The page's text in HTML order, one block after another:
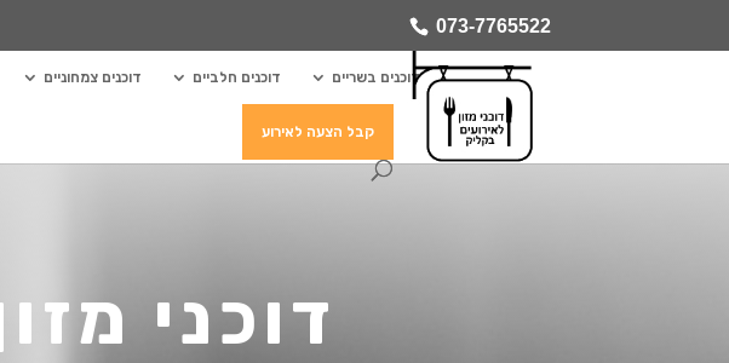
073-7765522
דוכנים בשריים דוכנים חלביים דוכנים צמחוניים
קבל הצעה לאירוע
דוכני